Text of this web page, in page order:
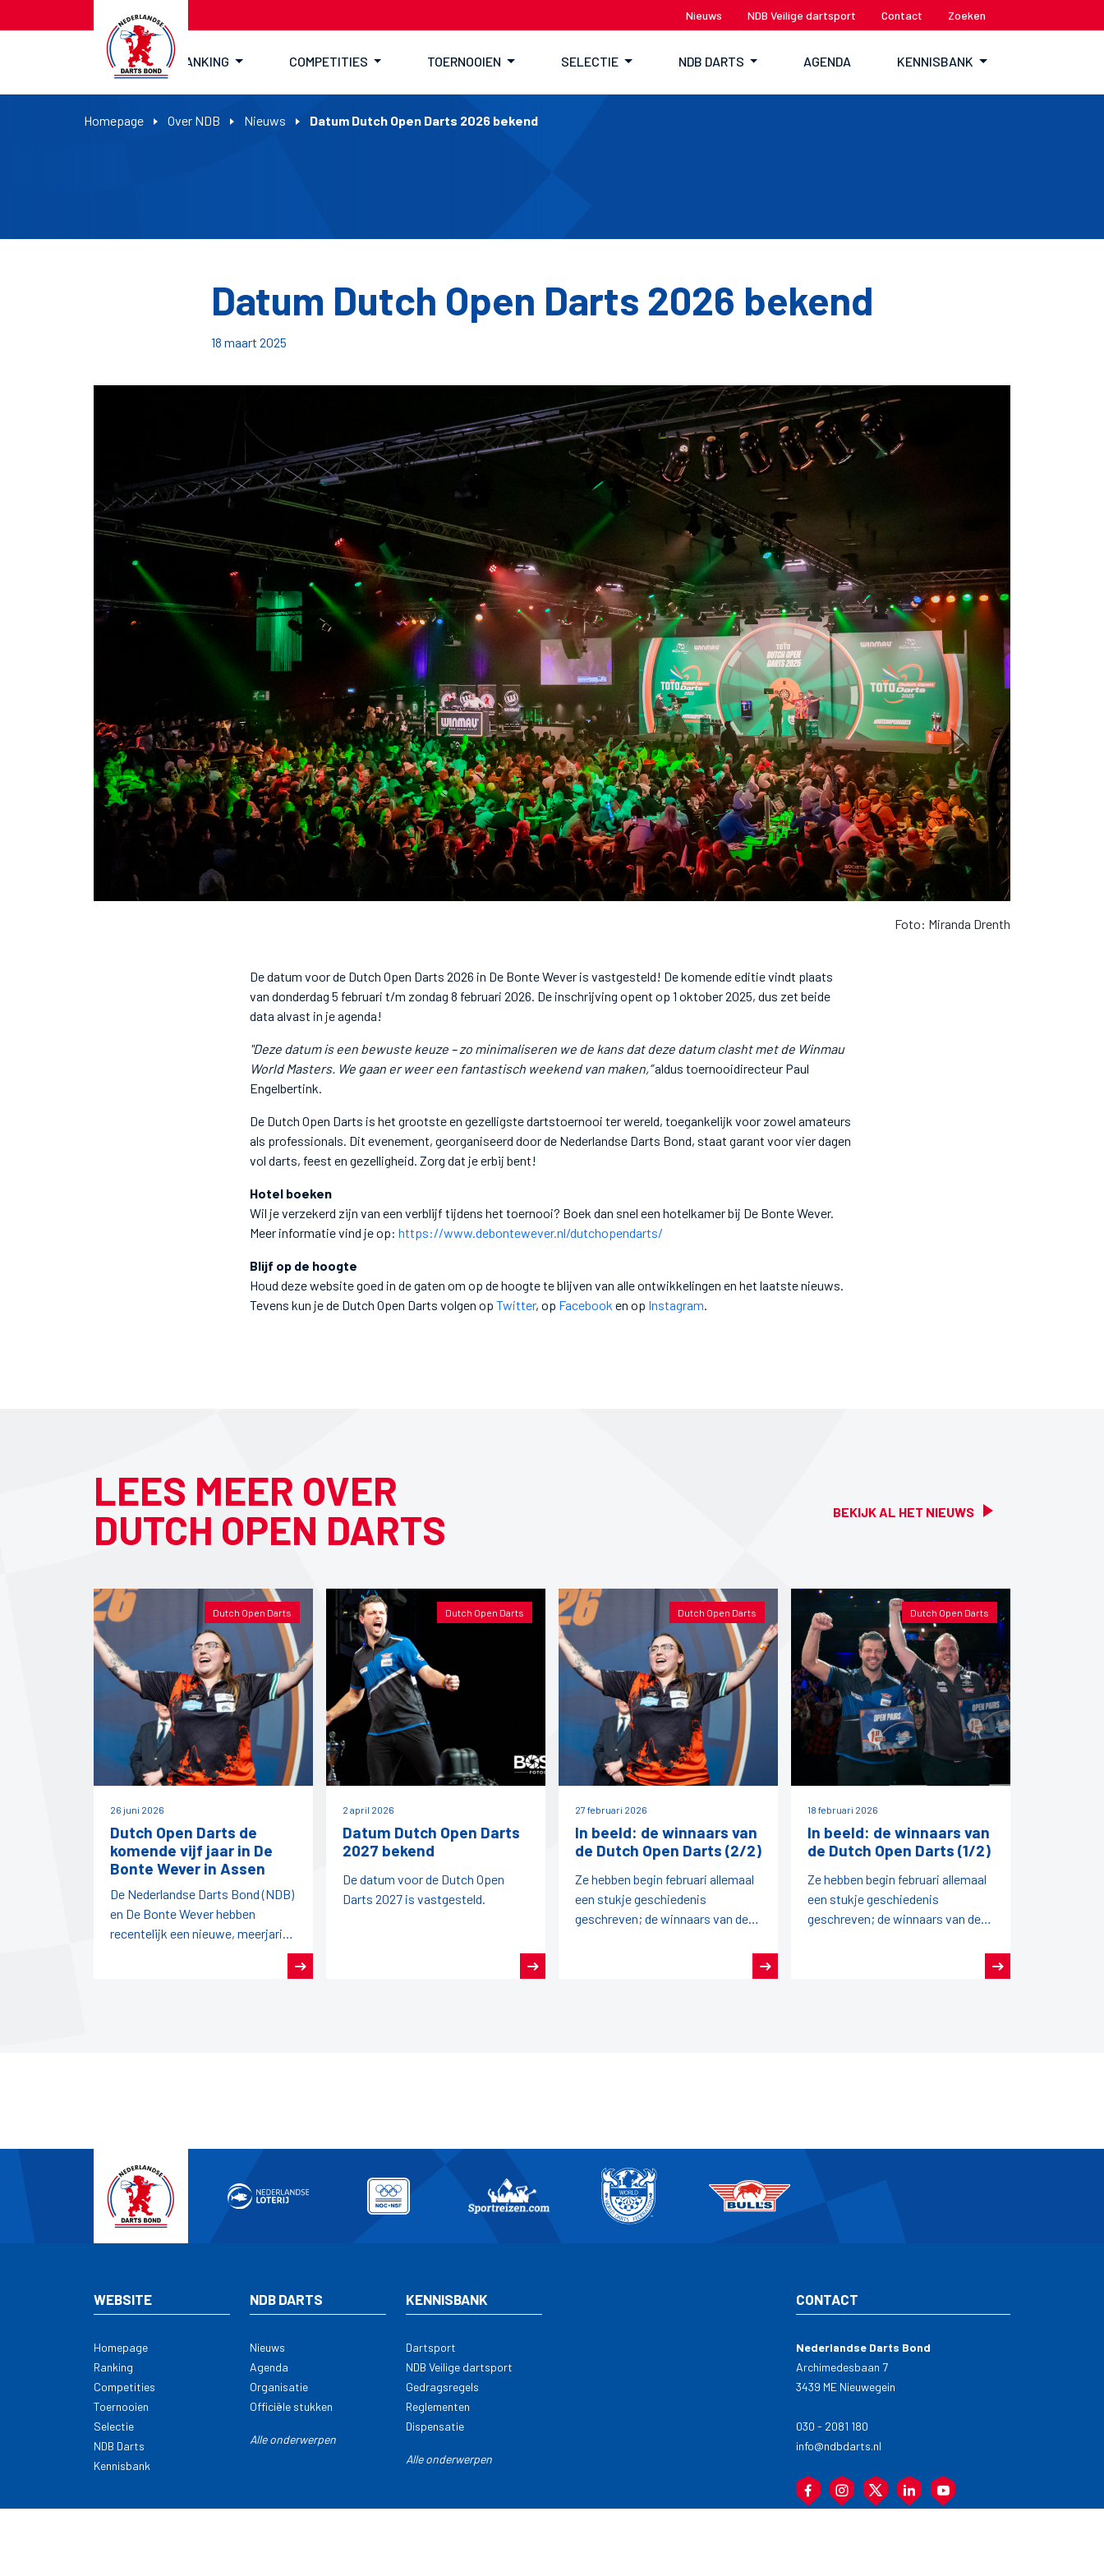
Nieuws NDB Veilige dartsport Contact Zoeken
RANKING COMPETITIES TOERNOOIEN SELECTIE NDB DARTS AGENDA KENNISBANK
Homepage Over NDB Nieuws Datum Dutch Open Darts 2026 bekend
Datum Dutch Open Darts 2026 bekend
18 maart 2025
Foto: Miranda Drenth
De datum voor de Dutch Open Darts 2026 in De Bonte Wever is vastgesteld! De komende editie vindt plaats
van donderdag 5 februari t/m zondag 8 februari 2026. De inschrijving opent op 1 oktober 2025, dus zet beide
data alvast in je agenda!
"Deze datum is een bewuste keuze – zo minimaliseren we de kans dat deze datum clasht met de Winmau
World Masters. We gaan er weer een fantastisch weekend van maken,”aldus toernooidirecteur Paul
Engelbertink.
De Dutch Open Darts is het grootste en gezelligste dartstoernooi ter wereld, toegankelijk voor zowel amateurs
als professionals. Dit evenement, georganiseerd door de Nederlandse Darts Bond, staat garant voor vier dagen
vol darts, feest en gezelligheid. Zorg dat je erbij bent!
Hotel boeken
Wil je verzekerd zijn van een verblijf tijdens het toernooi? Boek dan snel een hotelkamer bij De Bonte Wever.
Meer informatie vind je op: https://www.debontewever.nl/dutchopendarts/
Blijf op de hoogte
Houd deze website goed in de gaten om op de hoogte te blijven van alle ontwikkelingen en het laatste nieuws.
Tevens kun je de Dutch Open Darts volgen op Twitter, op Facebook en op Instagram
LEES MEER OVER
DUTCH OPEN DARTS
BEKIJK AL HET NIEUWS
Dutch Open Darts
26 juni 2026
Dutch Open Darts de
komende vijf jaar in De
Bonte Wever in Assen
De Nederlandse Darts Bond (NDB)
en De Bonte Wever hebben
recentelijk een nieuwe, meerjarige
Dutch Open Darts
2 april 2026
Datum Dutch Open Darts
2027 bekend
De datum voor de Dutch Open
Darts 2027 is vastgesteld.
Dutch Open Darts
27 februari 2026
In beeld: de winnaars van
de Dutch Open Darts (2/2)
Ze hebben begin februari allemaal
een stukje geschiedenis
geschreven; de winnaars van de
Dutch Open Darts
18 februari 2026
In beeld: de winnaars van
de Dutch Open Darts (1/2)
Ze hebben begin februari allemaal
een stukje geschiedenis
geschreven; de winnaars van de
WEBSITE
Homepage
Ranking
Competities
Toernooien
Selectie
NDB Darts
Kennisbank
NDB DARTS
Nieuws
Agenda
Organisatie
Officiële stukken
Alle onderwerpen
KENNISBANK
Dartsport
NDB Veilige dartsport
Gedragsregels
Reglementen
Dispensatie
Alle onderwerpen
CONTACT
Nederlandse Darts Bond
Archimedesbaan 7
3439 ME Nieuwegein
030 - 2081 180
info@ndbdarts.nl